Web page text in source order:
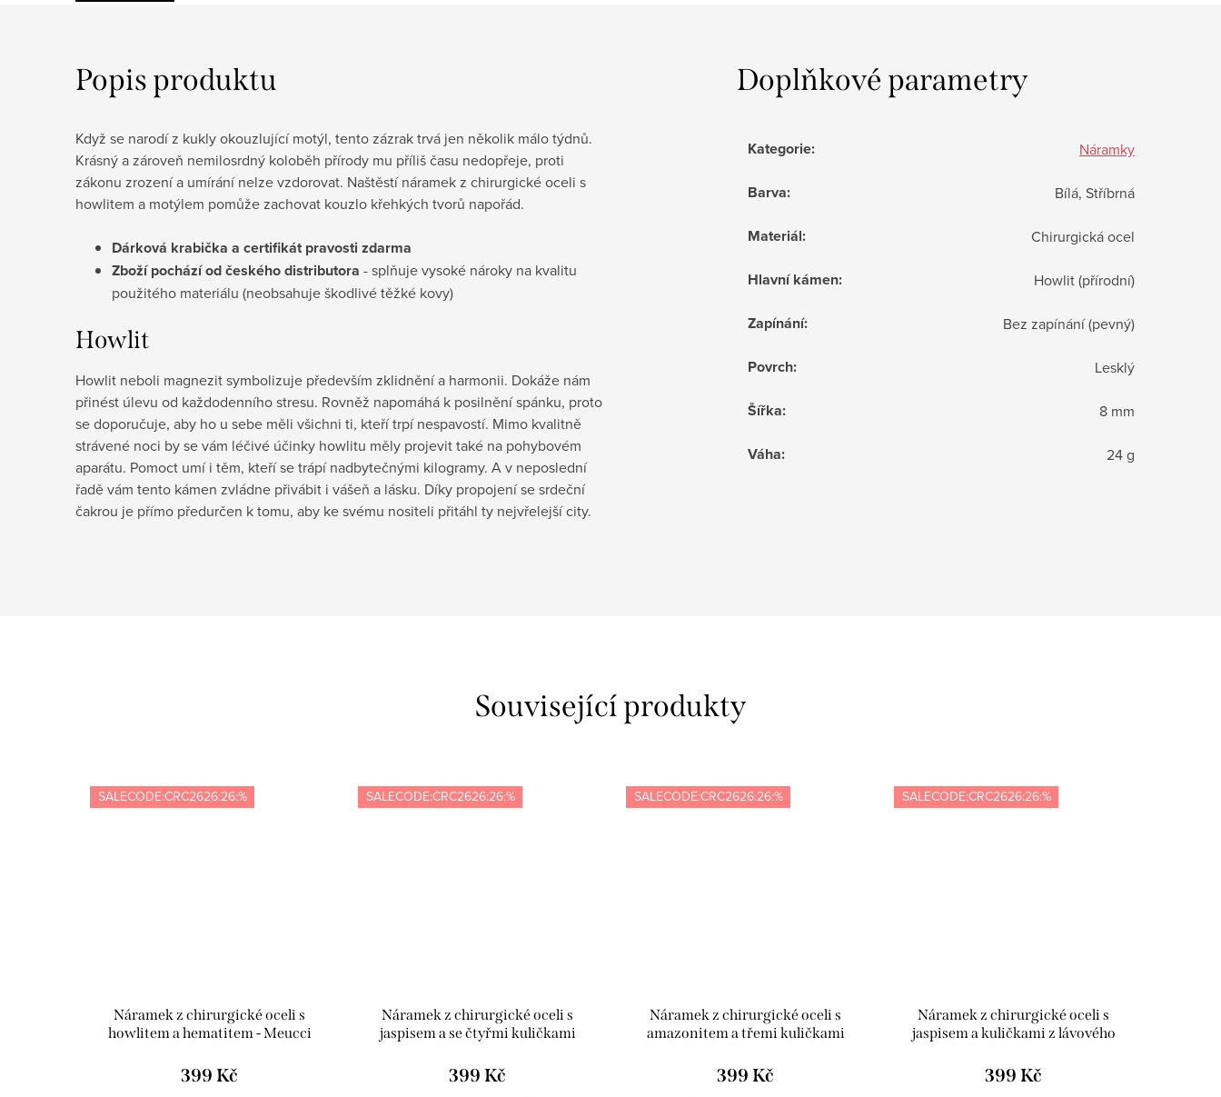
Popis produktu
Když se narodí z kukly okouzlující motýl, tento zázrak trvá jen několik málo týdnů.
Krásný a zároveň nemilosrdný koloběh přírody mu příliš času nedopřeje, proti
zákonu zrození a umírání nelze vzdorovat. Naštěstí náramek z chirurgické oceli s
howlitem a motýlem pomůže zachovat kouzlo křehkých tvorů napořád.
Dárková krabička a certifikát pravosti zdarma
Zboží pochází od českého distributora - splňuje vysoké nároky na kvalitu
použitého materiálu (neobsahuje škodlivé těžké kovy)
Howlit
Howlit neboli magnezit symbolizuje především zklidnění a harmonii. Dokáže nám
přinést úlevu od každodenního stresu. Rovněž napomáhá k posilnění spánku, proto
se doporučuje, aby ho u sebe měli všichni ti, kteří trpí nespavostí. Mimo kvalitně
strávené noci by se vám léčivé účinky howlitu měly projevit také na pohybovém
aparátu. Pomoct umí i těm, kteří se trápí nadbytečnými kilogramy. A v neposlední
řadě vám tento kámen zvládne přivábit i vášeň a lásku. Díky propojení se srdeční
čakrou je přímo předurčen k tomu, aby ke svému nositeli přitáhl ty nejvřelejší city.
Doplňkové parametry
Kategorie: Náramky
Barva: Bílá, Stříbrná
Materiál: Chirurgická ocel
Hlavní kámen: Howlit (přírodní)
Zapínání: Bez zapínání (pevný)
Povrch: Lesklý
Šířka: 8 mm
Váha: 24 g
Související produkty
SALECODE:CRC2626:26:%
Náramek z chirurgické oceli s
howlitem a hematitem - Meucci
399 Kč
SALECODE:CRC2626:26:%
Náramek z chirurgické oceli s
jaspisem a se čtyřmi kuličkami
399 Kč
SALECODE:CRC2626:26:%
Náramek z chirurgické oceli s
amazonitem a třemi kuličkami
399 Kč
SALECODE:CRC2626:26:%
Náramek z chirurgické oceli s
jaspisem a kuličkami z lávového
399 Kč